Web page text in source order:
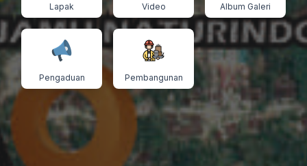
Lapak Video Album Galeri
Pengaduan Pembangunan